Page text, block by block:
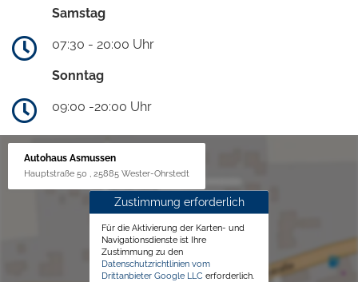
Samstag
07:30 - 20:00 Uhr
Sonntag
09:00 -20:00 Uhr
Autohaus Asmussen
Hauptstraße 50 , 25885 Wester-Ohrstedt
Zustimmung erforderlich
Für die Aktivierung der Karten- und
Navigationsdienste ist Ihre
Zustimmung zu den
Datenschutzrichtlinien vom
Drittanbieter Google LLC erforderlich.